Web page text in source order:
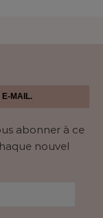
E-MAIL.
abonner à ce
nouvel